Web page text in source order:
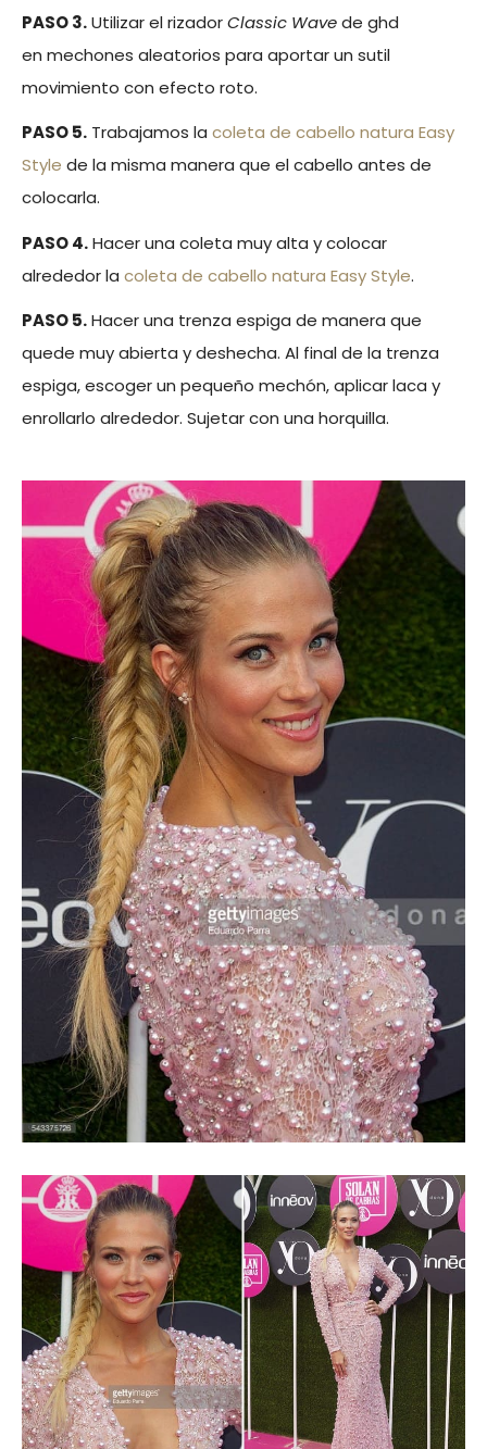
PASO 3.Utilizar el rizadorClassic Wavede ghd
en mechones aleatorios para aportar un sutil
movimiento con efecto roto.
PASO 5. Trabajamos la coleta de cabello natura Easy
Style de la misma manera que el cabello antes de
colocarla.
PASO 4.Hacer una coleta muy alta y colocar
alrededor la coleta de cabello natura Easy Style.
PASO 5.Hacer una trenza espiga de manera que
quede muy abierta y deshecha. Al final de la trenza
espiga, escoger un pequeño mechón, aplicar laca y
enrollarlo alrededor. Sujetar con una horquilla.